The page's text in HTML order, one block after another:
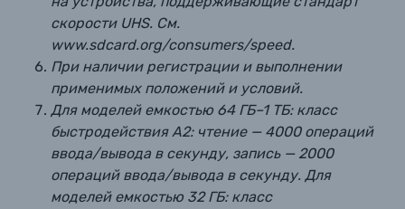
скорости UHS. См.
www.sdcard.org/consumers/speed.
При наличии регистрации и выполнении
применимых положений и условий.
Для моделей емкостью 64 ГБ–1 ТБ: класс
быстродействия А2: чтение — 4000 операций
ввода/вывода в секунду, запись — 2000
операций ввода/вывода в секунду. Для
моделей емкостью 32 ГБ: класс